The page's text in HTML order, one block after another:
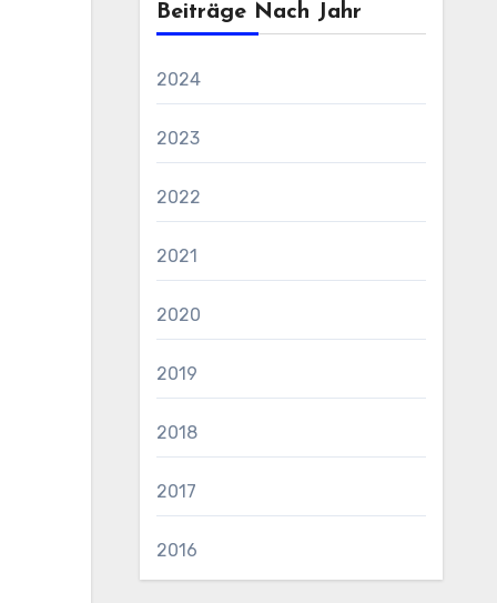
Beiträge Nach Jahr
2024
2023
2022
2021
2020
2019
2018
2017
2016